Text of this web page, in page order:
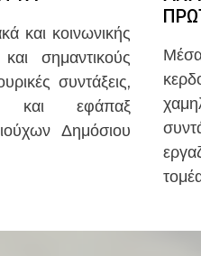
και κοινωνικής
σημαντικούς
συντάξεις,
και εφάπαξ
Δημόσιου